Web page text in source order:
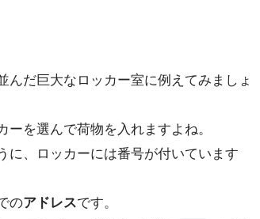
んだ巨大なロッカー室に例えてみましょ
を選んで荷物を入れますよね。
に、ロッカーには番号が付いています
のアドレスです。